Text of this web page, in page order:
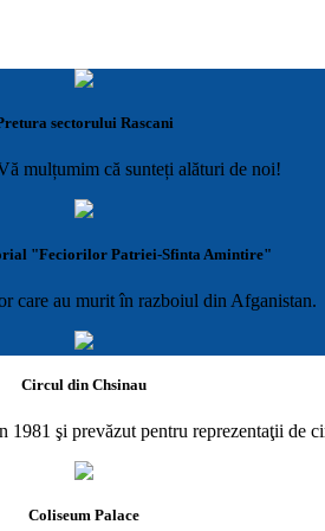
sectorului Rascani
mulțumim că sunteți alături de noi!
"Feciorilor Patriei-Sfinta Amintire"
care au murit în razboiul din Afganistan.
Circul din Chsinau
1981 şi prevăzut pentru reprezentaţii de
Coliseum Palace